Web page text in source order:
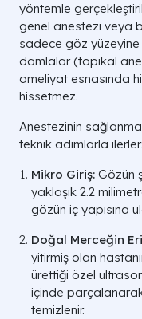
yöntemle
genel anestezi veya
sadece göz yüzeyine
damlalar (topikal
ameliyat esnasında
hissetmez.
Anestezinin
teknik adımlarla ilerler:
Mikro Giriş: Gözün
yaklaşık 2.2
gözün iç yapısına
Doğal Merceğin
yitirmiş olan
ürettiği özel
içinde parçalanarak
temizlenir.